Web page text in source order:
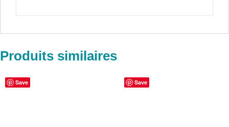
Produits similaires
Save Save